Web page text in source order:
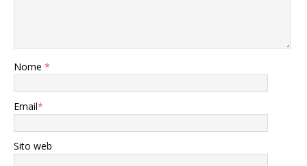
Nome *
Email*
Sito web